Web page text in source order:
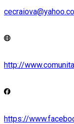
http://
https://